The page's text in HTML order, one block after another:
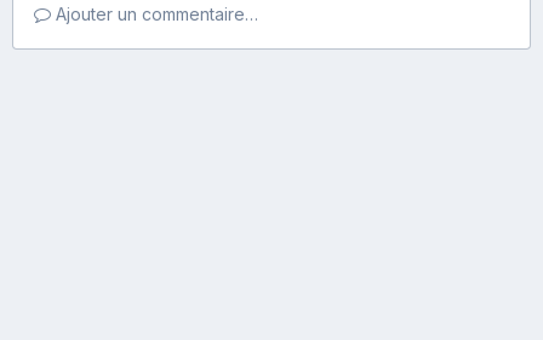
Ajouter un commentaire…